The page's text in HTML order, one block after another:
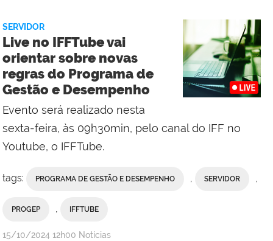
Reitoria
SERVIDOR
Live no IFFTube vai
orientar sobre novas
regras do Programa de
Gestão e Desempenho
Evento será realizado nesta
sexta-feira, às 09h30min, pelo canal do IFF no
Youtube, o IFFTube.
tags: PROGRAMA DE GESTÃO E DESEMPENHO , SERVIDOR ,
PROGEP , IFFTUBE
por
publicado
15/10/2024 12h00 Notícias